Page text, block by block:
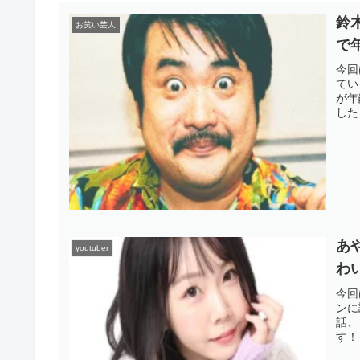
お笑い芸人
鈴
で
今
て
が
し
youtuber
あ
わ
今
ン
話
す！